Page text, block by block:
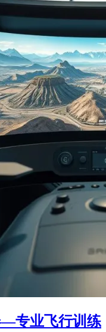
—专业飞行训练